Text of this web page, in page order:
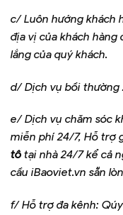
c/ Luôn hướng khách
địa vị của khách hàng
lắng của quý khách.
d/ Dịch vụ bồi thường
e/ Dịch vụ chăm sóc
miễn phí 24/7, Hỗ trợ
tô tại nhà 24/7 kể cả
cầu iBaoviet.vn sẵn
f/ Hỗ trợ đa kênh: